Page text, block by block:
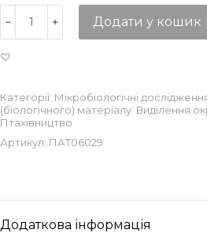
Додати у кошик
Категорії: Мікробіологічні
(біологічного) матеріалу. Виділення
Птахівництво
Артикул: ПАТ06029
Додаткова інформація